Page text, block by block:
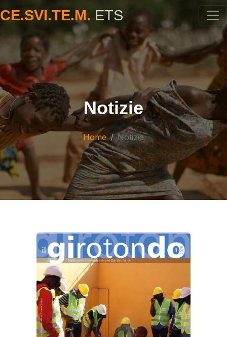
CE.SVI.TE.M. ETS
Notizie
Home Notizie